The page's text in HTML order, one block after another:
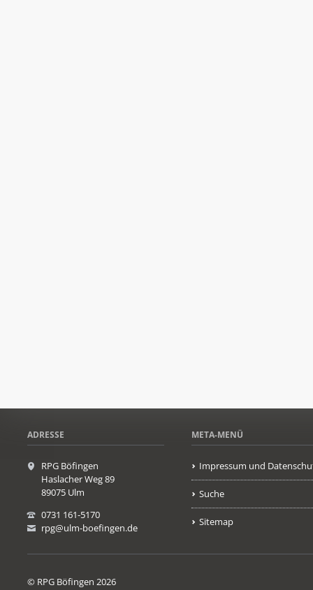
ADRESSE
RPG Böfingen
Haslacher Weg 89
89075 Ulm
0731 161-5170
rpg@ulm-boefingen.de
META-MENÜ
Impressum und
Suche
Sitemap
© RPG Böfingen 2026